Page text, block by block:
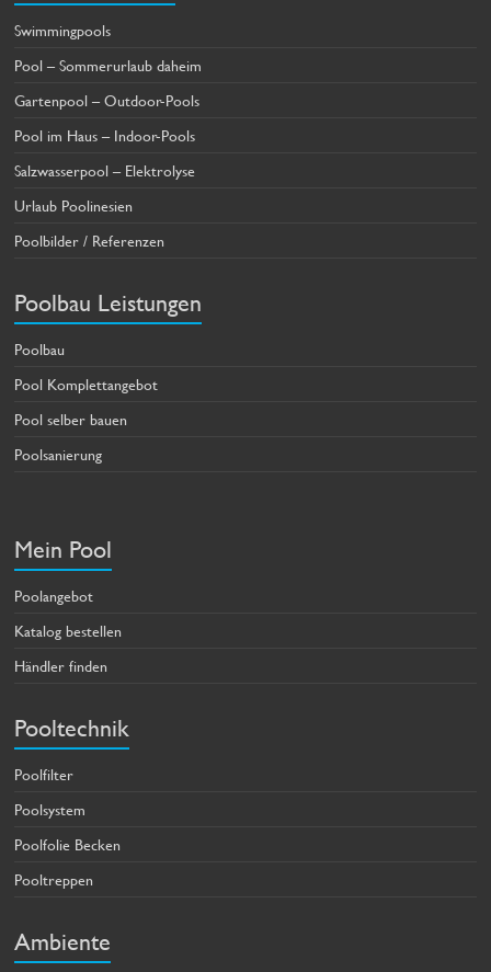
Swimmingpools
Pool – Sommerurlaub daheim
Gartenpool – Outdoor-Pools
Pool im Haus – Indoor-Pools
Salzwasserpool – Elektrolyse
Urlaub Poolinesien
Poolbilder / Referenzen
Poolbau Leistungen
Poolbau
Pool Komplettangebot
Pool selber bauen
Poolsanierung
Mein Pool
Poolangebot
Katalog bestellen
Händler finden
Pooltechnik
Poolfilter
Poolsystem
Poolfolie Becken
Pooltreppen
Ambiente